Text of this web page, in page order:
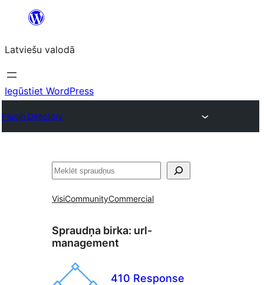
Pāriet
saturu
Latviešu valodā
Iegūstiet WordPress
Plugin Directory
Meklēt
VisiCommunityCommercial
Spraudņa birka: url-
management
410 Response